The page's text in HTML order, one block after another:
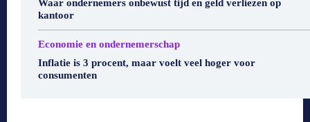
Waar ondernemers onbewust tijd en geld verliezen op
kantoor
Economie en ondernemerschap
Inflatie is 3 procent, maar voelt veel hoger voor
consumenten